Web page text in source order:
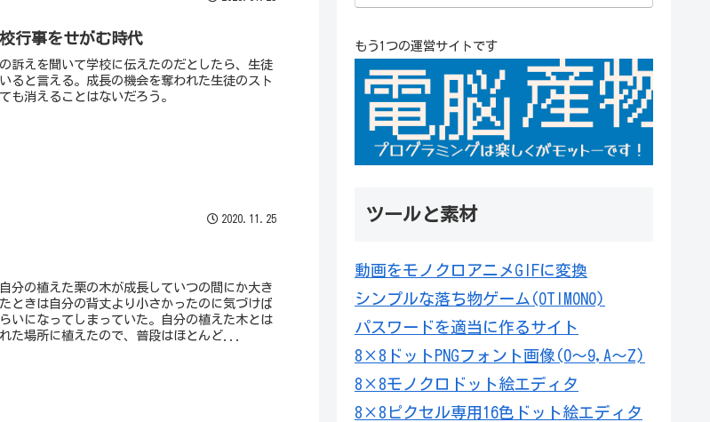
行事をせがむ時代
訴えを聞いて学校に伝えたのだとしたら、生徒
ると言える。成長の機会を奪われた生徒のスト
も消えることはないだろう。
2020.11.25
分の植えた栗の木が成長していつの間にか大き
ときは自分の背丈より小さかったのに気づけば
いになってしまっていた。自分の植えた木とは
た場所に植えたので、普段はほとんど...
もう1つの運営サイトです
ツールと素材
動画をモノクロアニメGIFに変換
シンプルな落ち物ゲーム(OTIMONO)
パスワードを適当に作るサイト
8×8ドットPNGフォント画像(0～9,A～Z)
8×8モノクロドット絵エディタ
8×8ピクセル専用16色ドット絵エディタ